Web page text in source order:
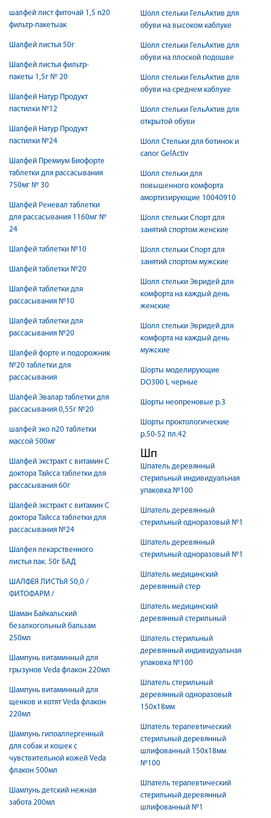
шалфей лист фиточай 1,5 n20
фильтр-пакетыак
Шалфей листья 50г
Шалфей листья фильтр-
пакеты 1,5г № 20
Шалфей Натур Продукт
пастилки №12
Шалфей Натур Продукт
пастилки №24
Шалфей Премиум Биофорте
таблетки для рассасывания
750мг № 30
Шалфей Реневал таблетки
для рассасывания 1160мг №
24
Шалфей таблетки №10
Шалфей таблетки №20
Шалфей таблетки для
рассасывания №10
Шалфей таблетки для
рассасывания №20
Шалфей форте и подорожник
№20 таблетки для
рассасывания
Шалфей Эвалар таблетки для
рассасывания 0,55г №20
шалфей эко n20 таблетки
массой 500мг
Шалфей экстракт с витамин С
доктора Тайсса таблетки для
рассасывания 60г
Шалфей экстракт с витамин С
доктора Тайсса таблетки для
рассасывания №24
Шалфея лекарственного
листья пак. 50г БАД
ШАЛФЕЯ ЛИСТЬЯ 50,0 /
ФИТОФАРМ /
Шаман Байкальский
безалкогольный бальзам
250мл
Шампунь витаминный для
грызунов Veda флакон 220мл
Шампунь витаминный для
щенков и котят Veda флакон
220мл
Шампунь гипоаллергенный
для собак и кошек с
чувствительной кожей Veda
флакон 500мл
Шампунь детский нежная
забота 200мл
Шолл стельки ГельАктив для
обуви на высоком каблуке
Шолл стельки ГельАктив для
обуви на плоской подошве
Шолл стельки ГельАктив для
обуви на среднем каблуке
Шолл стельки ГельАктив для
открытой обуви
Шолл Стельки для ботинок и
сапог GelActiv
Шолл стельки для
повышенного комфорта
амортизирующие 10040910
Шолл стельки Спорт для
занятий спортом женские
Шолл стельки Спорт для
занятий спортом мужские
Шолл стельки Эвридей для
комфорта на каждый день
женские
Шолл стельки Эвридей для
комфорта на каждый день
мужские
Шорты моделирующие
DO300 L черные
Шорты неопреновые р.3
Шорты проктологические
р.50-52 пл.42
Шп
Шпатель деревянный
стерильный индивидуальная
упаковка №100
Шпатель деревянный
стерильный одноразовый №1
Шпатель деревянный
стерильный одноразовый №1
Шпатель медицинский
деревянный стер
Шпатель медицинский
деревянный стерильный
Шпатель стерильный
деревянный индивидуальная
упаковка №100
Шпатель стерильный
деревянный одноразовый
150х18мм
Шпатель терапевтический
стерильный деревянный
шлифованный 150х18мм
№100
Шпатель терапевтический
стерильный деревянный
шлифованный №1